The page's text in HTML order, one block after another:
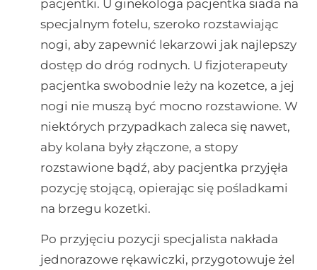
pacjentki. U ginekologa pacjentka siada na
specjalnym fotelu, szeroko rozstawiając
nogi, aby zapewnić lekarzowi jak najlepszy
dostęp do dróg rodnych. U fizjoterapeuty
pacjentka swobodnie leży na kozetce, a jej
nogi nie muszą być mocno rozstawione. W
niektórych przypadkach zaleca się nawet,
aby kolana były złączone, a stopy
rozstawione bądź, aby pacjentka przyjęła
pozycję stojącą, opierając się pośladkami
na brzegu kozetki.
Po przyjęciu pozycji specjalista nakłada
jednorazowe rękawiczki, przygotowuje żel